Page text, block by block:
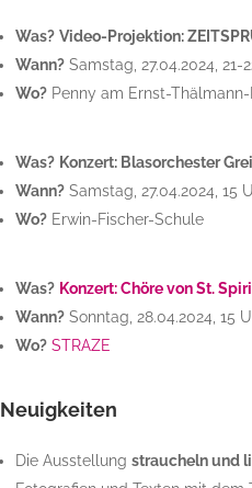
Was? Video-Projektion:
Wann?Samstag, 27.04.2024, 21-
Wo?Penny am Ernst-Thälmann-
Was? Konzert: Blasorchester
Wann?Samstag, 27.04.2024, 15
Wo?Erwin-Fischer-Schule
Was? Konzert: Chöre von St.
Wann?Sonntag, 28.04.2024, 15
Wo? STRAZE
Neuigkeiten
Die Ausstellung straucheln und